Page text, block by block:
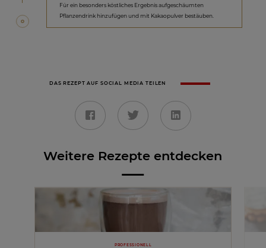
Für ein besonders köstliches Ergebnis aufgeschäumten
Pflanzendrink hinzufügen und mit Kakaopulver bestäuben.
DAS REZEPT AUF SOCIAL MEDIA TEILEN
Weitere Rezepte entdecken
PROFESSIONELL